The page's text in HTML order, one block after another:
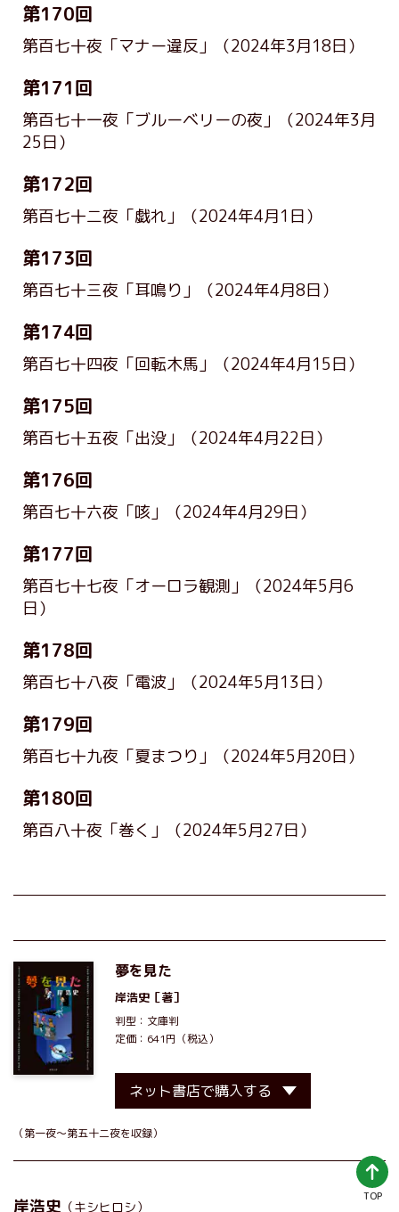
第170回
第百七十夜「マナー違反」 （2024年3月18日）
第171回
第百七十一夜「ブルーベリーの夜」
（2024年3月
25日）
第172回
第百七十二夜「戯れ」 （2024年4月1日）
第173回
第百七十三夜「耳鳴り」 （2024年4月8日）
第174回
第百七十四夜「回転木馬」 （2024年4月15日）
第175回
第百七十五夜「出没」 （2024年4月22日）
第176回
第百七十六夜「咳」 （2024年4月29日）
第177回
第百七十七夜「オーロラ観測」
（2024年5月6
日）
第178回
第百七十八夜「電波」 （2024年5月13日）
第179回
第百七十九夜「夏まつり」 （2024年5月20日）
第180回
第百八十夜「巻く」 （2024年5月27日）
夢を見た
岸浩史 ［著］
判型：文庫判
定価：641円（税込）
ネット書店で購入する
（第一夜～第五十二夜を収録）
岸浩史 （キシヒロシ）
TOP